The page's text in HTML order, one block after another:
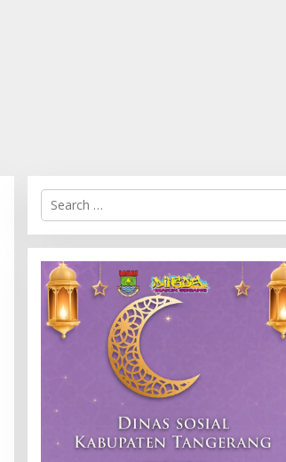
Search
for: